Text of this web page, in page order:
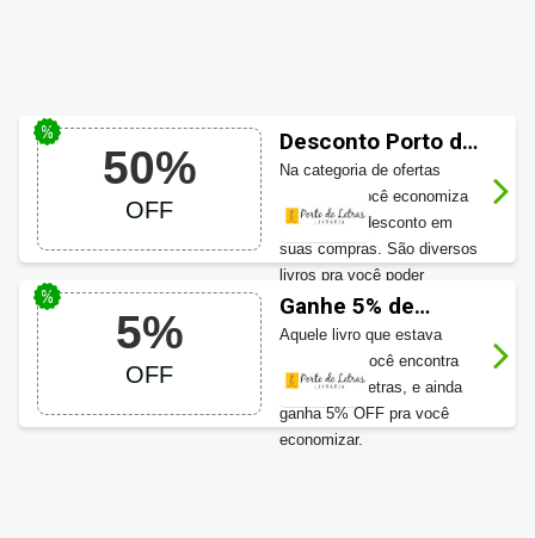
50%
OFF
Desconto Porto de
letras até 50% OFF
Na categoria de ofertas
especiais, você economiza
até 50% de desconto em
suas compras. São diversos
livros pra você poder
aproveitar.
5%
OFF
Ganhe 5% de
desconto na Porto
de Letras
Aquele livro que estava
procurando você encontra
na Porto de letras, e ainda
ganha 5% OFF pra você
economizar.